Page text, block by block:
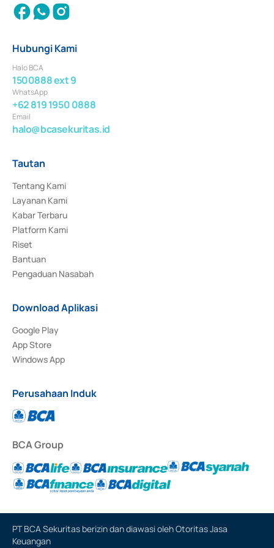
Hubungi Kami
Halo BCA
1500888 ext 9
WhatsApp
+62 819 1950 0888
Email
halo@bcasekuritas.id
Tautan
Tentang Kami
Layanan Kami
Kabar Terbaru
Platform Kami
Riset
Bantuan
Pengaduan Nasabah
Download Aplikasi
Google Play
App Store
Windows App
Perusahaan Induk
BCA Group
PT BCA Sekuritas berizin dan diawasi oleh Otoritas Jasa
Keuangan